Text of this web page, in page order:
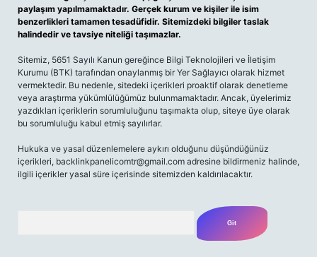
paylaşım yapılmamaktadır. Gerçek kurum ve kişiler ile isim
benzerlikleri tamamen tesadüfidir. Sitemizdeki bilgiler taslak
halindedir ve tavsiye niteliği taşımazlar.
Sitemiz, 5651 Sayılı Kanun gereğince Bilgi Teknolojileri ve İletişim
Kurumu (BTK) tarafından onaylanmış bir Yer Sağlayıcı olarak hizmet
vermektedir. Bu nedenle, sitedeki içerikleri proaktif olarak denetleme
veya araştırma yükümlülüğümüz bulunmamaktadır. Ancak, üyelerimiz
yazdıkları içeriklerin sorumluluğunu taşımakta olup, siteye üye olarak
bu sorumluluğu kabul etmiş sayılırlar.
Hukuka ve yasal düzenlemelere aykırı olduğunu düşündüğünüz
içerikleri, backlinkpanelicomtr@gmail.com adresine bildirmeniz halinde,
ilgili içerikler yasal süre içerisinde sitemizden kaldırılacaktır.